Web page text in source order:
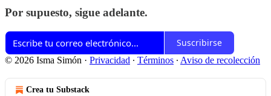
Por supuesto, sigue adelante.
Suscribirse
© 2026 Isma Simón · Privacidad ∙ Términos ∙ Aviso de recolección
Crea tu Substack